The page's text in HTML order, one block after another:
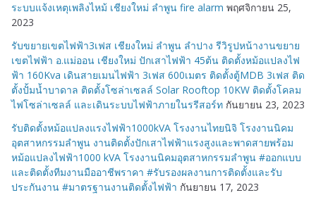
ระบบแจ้งเหตุเพลิงไหม้ เชียงใหม่ ลำพูน fire alarm พฤศจิกายน 25,
2023
รับขยายเขตไฟฟ้า3เฟส เชียงใหม่ ลำพูน ลำปาง รีวิรูปหน้างานขยาย
เขตไฟฟ้า อ.แม่ออน เชียงใหม่ ปักเสาไฟฟ้า 45ต้น ติดตั้งหม้อแปลงไฟ
ฟ้า 160Kva เดินสายเมนไฟฟ้า 3เฟส 600เมตร ติดตั้งตู้MDB 3เฟส ติด
ตั้งปั้มน้ำบาดาล ติดตั้งโซล่าเซลล์ Solar Rooftop 10KW ติดตั้งโคลม
ไฟโซล่าเซลล์ และเดินระบบไฟฟ้าภายในรรีสอร์ท กันยายน 23, 2023
รับติดตั้งหม้อแปลงแรงไฟฟ้า1000kVA โรงงานไทยนิจิ โรงงานนิคม
อุตสาหกรรมลำพูน งานติดตั้งปักเสาไฟฟ้าแรงสูงและพาดสายพร้อม
หม้อแปลงไฟฟ้า1000 kVA โรงงานนิคมอุตสาหกรรมลำพูน #ออกแบบ
และติดตั้งทีมงานมืออาชีพราคา #รับรองผลงานการติดตั้งและรับ
ประกันงาน #มาตรฐานงานติดตั้งไฟฟ้า กันยายน 17, 2023